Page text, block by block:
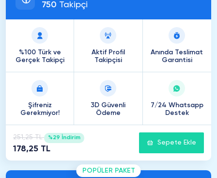
750 Takipçi
%100 Türk ve
Gerçek Takipçi
Aktif Profil
Takipçisi
Anında Teslimat
Garantisi
Şifreniz
Gerekmiyor!
3D Güvenli
Ödeme
7/24 Whatsapp
Destek
251,25 TL %29 İndirim
178,25 TL
Sepete Ekle
POPÜLER PAKET